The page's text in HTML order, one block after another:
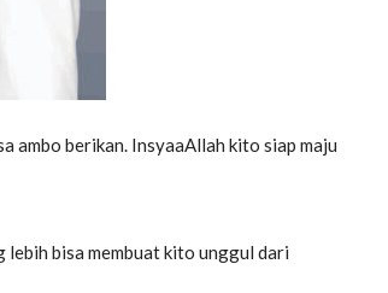
ambo berikan. InsyaaAllah kito siap maju
bisa membuat kito unggul dari